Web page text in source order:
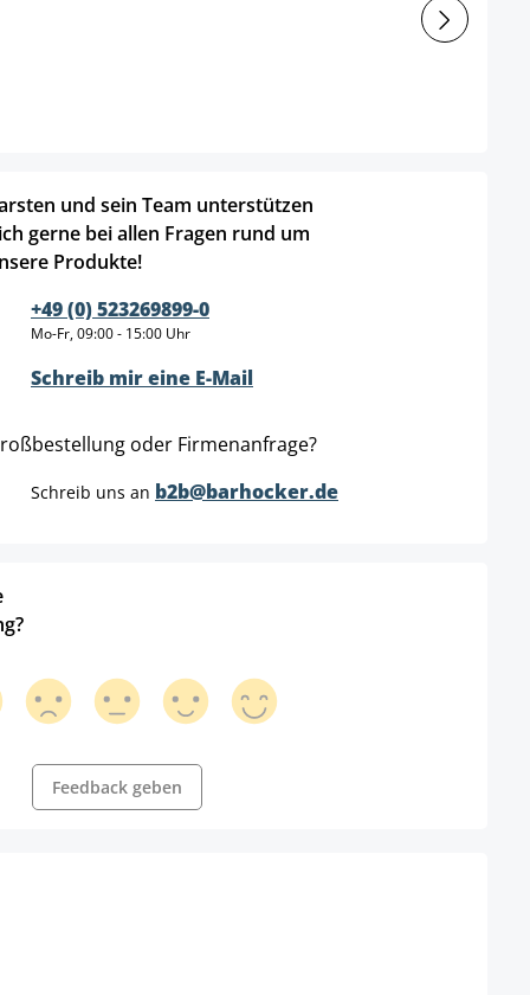
und sein Team unterstützen
gerne bei allen Fragen rund um
Produkte!
+49 (0) 523269899-0
Mo-Fr, 09:00 - 15:00 Uhr
Schreib mir eine E-Mail
oder Firmenanfrage?
Schreib uns an b2b@barhocker.de
Feedback geben